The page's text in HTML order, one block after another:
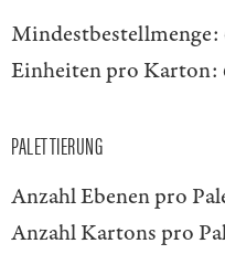
Mindestbestellmenge:
Einheiten pro Karton:
PALETTIERUNG
Anzahl Ebenen pro
Anzahl Kartons pro